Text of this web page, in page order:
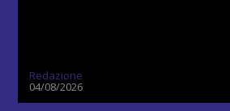
Redazione
04/08/2026